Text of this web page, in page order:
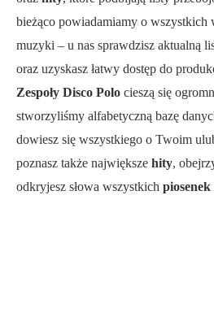
bieżąco powiadamiamy o wszystkich
muzyki – u nas sprawdzisz aktualną
oraz uzyskasz łatwy dostęp do
Zespoły Disco Polo cieszą się
stworzyliśmy alfabetyczną bazę
dowiesz się wszystkiego o Twoim
poznasz także największe hity,
odkryjesz słowa wszystkich